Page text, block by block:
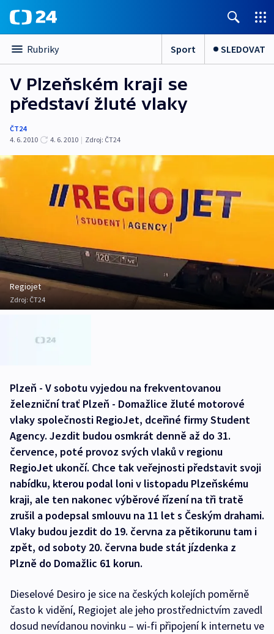
Rubriky Sport SLEDOVAT
V Plzeňském kraji se
představí žluté vlaky
ČT24
4. 6. 2010
4. 6. 2010 | Zdroj: ČT24
Regiojet
Zdroj: ČT24
Plzeň - V sobotu vyjedou na frekventovanou
železniční trať Plzeň - Domažlice žluté motorové
vlaky společnosti RegioJet, dceřiné firmy Student
Agency. Jezdit budou osmkrát denně až do 31.
července, poté provoz svých vlaků v regionu
RegioJet ukončí. Chce tak veřejnosti představit svoji
nabídku, kterou podal loni v listopadu Plzeňskému
kraji, ale ten nakonec výběrové řízení na tři tratě
zrušil a podepsal smlouvu na 11 let s Českým drahami.
Vlaky budou jezdit do 19. června za pětikorunu tam i
zpět, od soboty 20. června bude stát jízdenka z
Plzně do Domažlic 61 korun.
Dieselové Desiro je sice na českých kolejích poměrně
často k vidění, Regiojet ale jeho prostřednictvím zavedl
dosud nevídanou novinku – wi-fi připojení k internetu ve